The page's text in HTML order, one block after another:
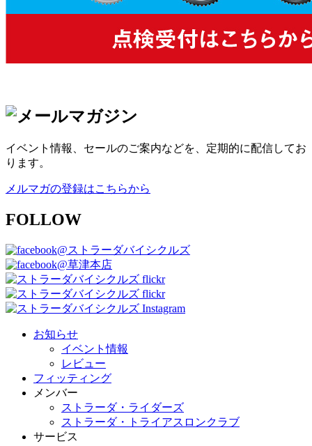
イベント情報、セールのご案内などを、定期的に配信してお
ります。
メルマガの登録はこちらから
FOLLOW
@ストラーダバイシクルズ
@草津本店
お知らせ
イベント情報
レビュー
フィッティング
メンバー
ストラーダ・ライダーズ
ストラーダ・トライアスロンクラブ
サービス